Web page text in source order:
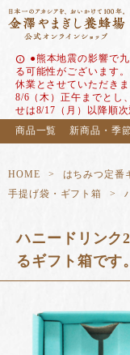
info ●熊本地震の影響で
る可能性がございます
休業とさせていただき
8/6（木）正午までとし
せは8/17（月）以降順
商品一覧
新商品・季
HOME
はちみつ定番
手提げ袋・ギフト箱
ハニードリンク
るギフト箱です